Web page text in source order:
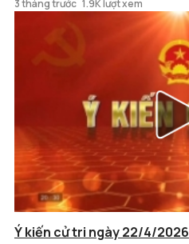
3 tháng trước 1.9K lượt xem
Ý kiến cử tri ngày 22/4/2026